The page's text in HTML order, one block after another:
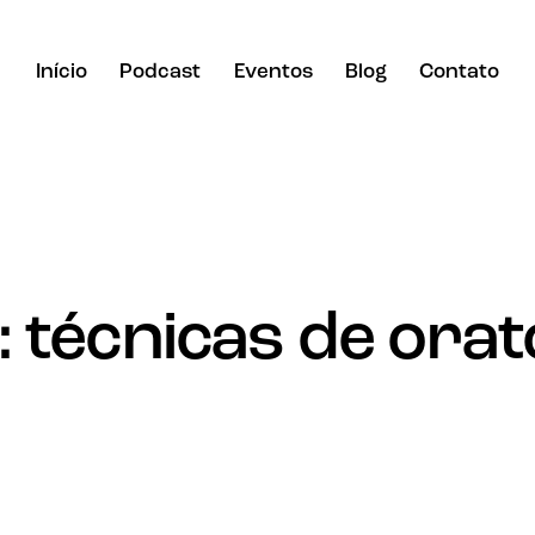
Início Podcast Eventos Blog Contato
técnicas de